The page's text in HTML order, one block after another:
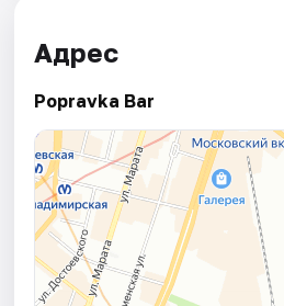
Адрес
Popravka Bar